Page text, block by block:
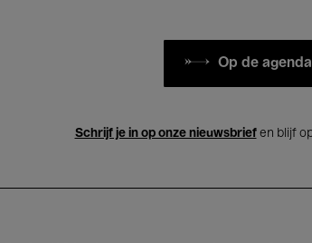
Op de
Schrijf je in op onze nieuwsbriefen blijf